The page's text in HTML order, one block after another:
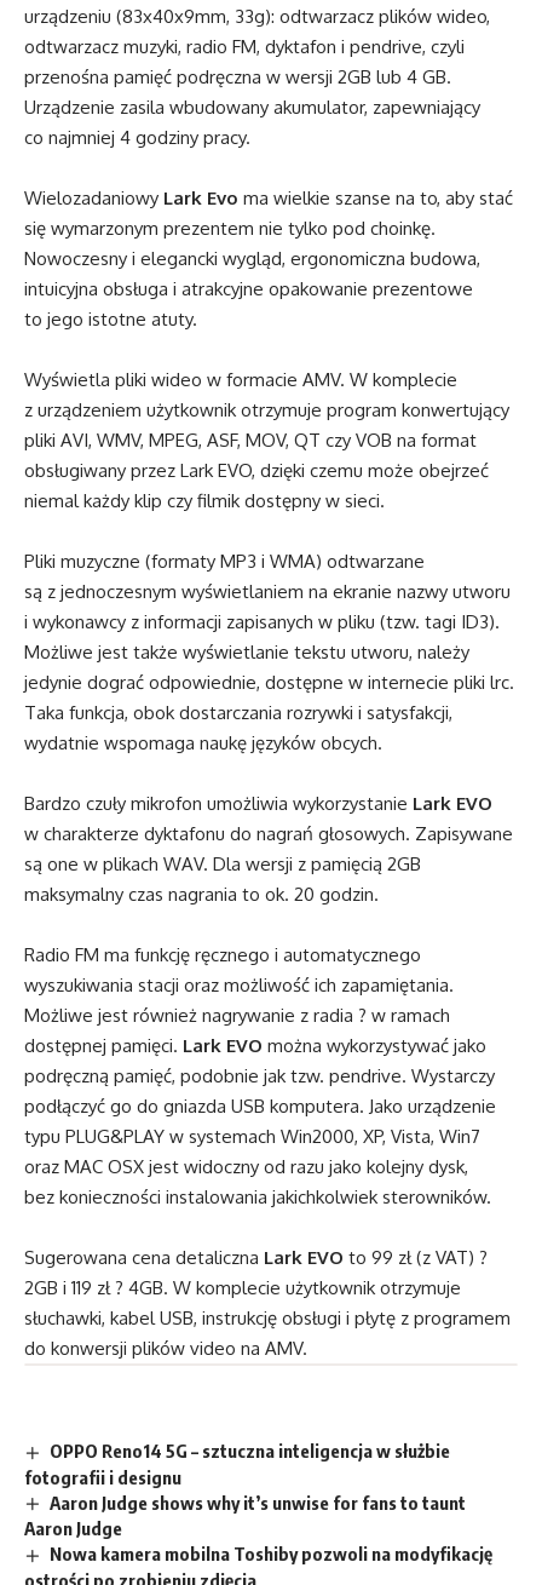
urządzeniu (83x40x9mm, 33g): odtwarzacz plików wideo,
odtwarzacz muzyki, radio FM, dyktafon i pendrive, czyli
przenośna pamięć podręczna w wersji 2GB lub 4 GB.
Urządzenie zasila wbudowany akumulator, zapewniający
co najmniej 4 godziny pracy.
Wielozadaniowy Lark Evo ma wielkie szanse na to, aby stać
się wymarzonym prezentem nie tylko pod choinkę.
Nowoczesny i elegancki wygląd, ergonomiczna budowa,
intuicyjna obsługa i atrakcyjne opakowanie prezentowe
to jego istotne atuty.
Wyświetla pliki wideo w formacie AMV. W komplecie
z urządzeniem użytkownik otrzymuje program konwertujący
pliki AVI, WMV, MPEG, ASF, MOV, QT czy VOB na format
obsługiwany przez Lark EVO, dzięki czemu może obejrzeć
niemal każdy klip czy filmik dostępny w sieci.
Pliki muzyczne (formaty MP3 i WMA) odtwarzane
są z jednoczesnym wyświetlaniem na ekranie nazwy utworu
i wykonawcy z informacji zapisanych w pliku (tzw. tagi ID3).
Możliwe jest także wyświetlanie tekstu utworu, należy
jedynie dograć odpowiednie, dostępne w internecie pliki lrc.
Taka funkcja, obok dostarczania rozrywki i satysfakcji,
wydatnie wspomaga naukę języków obcych.
Bardzo czuły mikrofon umożliwia wykorzystanie Lark EVO
w charakterze dyktafonu do nagrań głosowych. Zapisywane
są one w plikach WAV. Dla wersji z pamięcią 2GB
maksymalny czas nagrania to ok. 20 godzin.
Radio FM ma funkcję ręcznego i automatycznego
wyszukiwania stacji oraz możliwość ich zapamiętania.
Możliwe jest również nagrywanie z radia ? w ramach
dostępnej pamięci. Lark EVO można wykorzystywać jako
podręczną pamięć, podobnie jak tzw. pendrive. Wystarczy
podłączyć go do gniazda USB komputera. Jako urządzenie
typu PLUG&PLAY w systemach Win2000, XP, Vista, Win7
oraz MAC OSX jest widoczny od razu jako kolejny dysk,
bez konieczności instalowania jakichkolwiek sterowników.
Sugerowana cena detaliczna Lark EVO to 99 zł (z VAT) ?
2GB i 119 zł ? 4GB. W komplecie użytkownik otrzymuje
słuchawki, kabel USB, instrukcję obsługi i płytę z programem
do konwersji plików video na AMV.
OPPO Reno14 5G – sztuczna inteligencja w służbie
fotografii i designu
Aaron Judge shows why it’s unwise for fans to taunt
Aaron Judge
Nowa kamera mobilna Toshiby pozwoli na modyfikację
ostrości po zrobieniu zdjęcia